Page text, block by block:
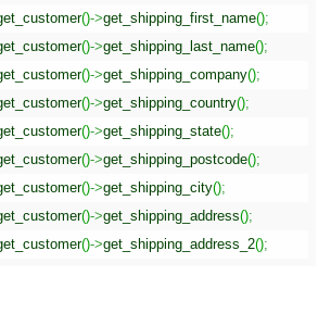
()->get_shipping_first_name();
()->get_shipping_last_name();
()->get_shipping_company();
()->get_shipping_country();
()->get_shipping_state();
()->get_shipping_postcode();
()->get_shipping_city();
()->get_shipping_address();
()->get_shipping_address_2();